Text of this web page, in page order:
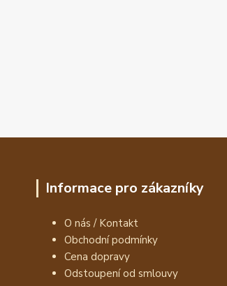
Informace pro zákazníky
O nás / Kontakt
Obchodní podmínky
Cena dopravy
Odstoupení od smlouvy